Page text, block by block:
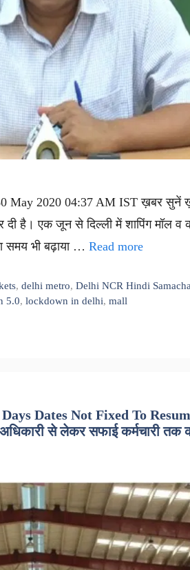
May 2020 04:37 AM IST ख़बर सुनें
है। एक जून से दिल्ली में शापिंग मॉल व
समय भी बढ़ाया … Read more
,delhi metro,Delhi NCR Hindi
5.0, lockdown in delhi, mall
Dates Not Fixed To
से लेकर सफाई कर्मचारी तक